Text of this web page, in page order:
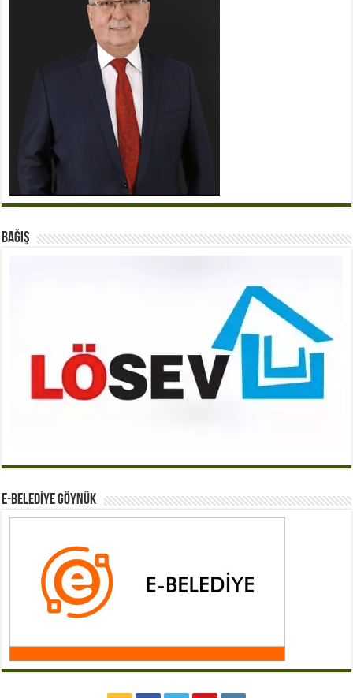
BAĞIŞ
E-BELEDİYE GÖYNÜK